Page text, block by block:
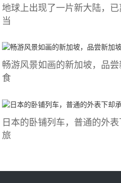
地球上出现了一片新大陆，
当
畅游风景如画的新加坡，品
食
日本的卧铺列车，普通的外
旅